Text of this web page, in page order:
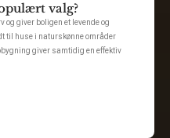
valg?
og giver boligen et levende og
til huse i naturskønne områder
giver samtidig en effektiv